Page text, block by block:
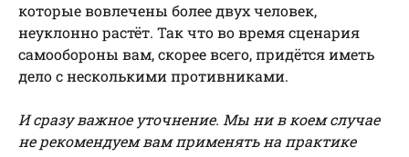
которые вовлечены более двух человек,
неуклонно растёт. Так что во время сценария
самообороны вам, скорее всего, придётся иметь
дело с несколькими противниками.
И сразу важное уточнение. Мы ни в коем случае
не рекомендуем вам применять на практике